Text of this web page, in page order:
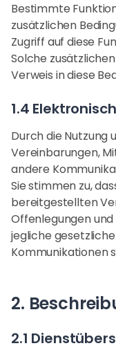
Bestimmte
zusätzlichen
Zugriff auf diese
Solche
Verweis in diese
1.4
Durch die Nutzung
Vereinbarungen,
andere
Sie stimmen zu,
bereitgestellten
Offenlegungen
jegliche
Kommunikationen
2.
2.1